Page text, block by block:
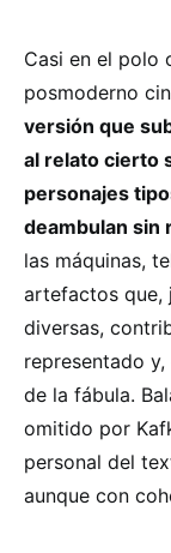
Casi en el polo
posmoderno
versión que
al relato cierto
personajes
deambulan sin
las máquinas,
artefactos que,
diversas,
representado
de la fábula.
omitido por
personal del
aunque con